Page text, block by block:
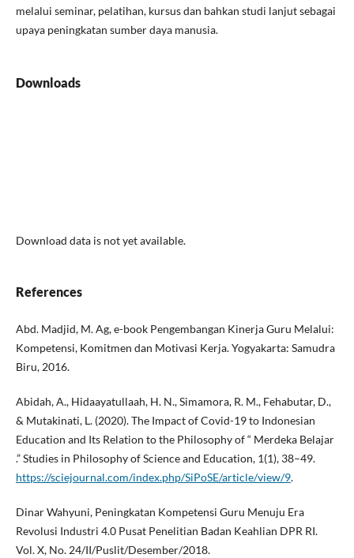
melalui seminar, pelatihan, kursus dan bahkan studi lanjut sebagai
upaya peningkatan sumber daya manusia.
Downloads
Download data is not yet available.
References
Abd. Madjid, M. Ag, e-book Pengembangan Kinerja Guru Melalui:
Kompetensi, Komitmen dan Motivasi Kerja. Yogyakarta: Samudra
Biru, 2016.
Abidah, A., Hidaayatullaah, H. N., Simamora, R. M., Fehabutar, D.,
& Mutakinati, L. (2020). The Impact of Covid-19 to Indonesian
Education and Its Relation to the Philosophy of “ Merdeka Belajar
.” Studies in Philosophy of Science and Education, 1(1), 38–49.
https://sciejournal.com/index.php/SiPoSE/article/view/9.
Dinar Wahyuni, Peningkatan Kompetensi Guru Menuju Era
Revolusi Industri 4.0 Pusat Penelitian Badan Keahlian DPR RI.
Vol. X, No. 24/II/Puslit/Desember/2018.